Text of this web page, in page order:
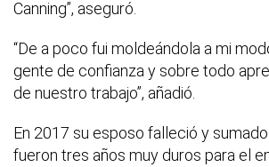
Canning”, aseguró.
“De a poco fui moldeándola a mi
gente de confianza y sobre todo
de nuestro trabajo”, añadió.
En 2017 su esposo falleció y
fueron tres años muy duros para el